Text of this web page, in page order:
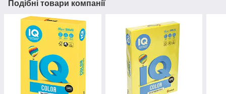
Подібні товари компанії